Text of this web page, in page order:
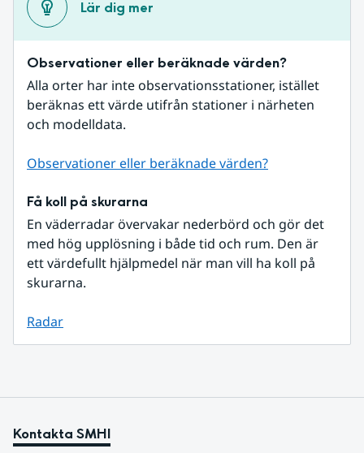
Lär dig mer
Observationer eller beräknade värden?
Alla orter har inte observationsstationer, istället
beräknas ett värde utifrån stationer i närheten
och modelldata.
Observationer eller beräknade värden?
Få koll på skurarna
En väderradar övervakar nederbörd och gör det
med hög upplösning i både tid och rum. Den är
ett värdefullt hjälpmedel när man vill ha koll på
skurarna.
Radar
Kontakta SMHI